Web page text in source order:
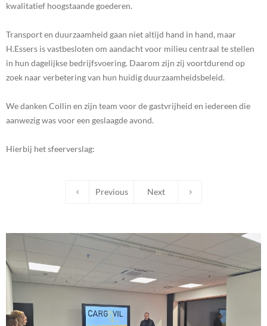
kwalitatief hoogstaande goederen.
Transport en duurzaamheid gaan niet altijd hand in hand, maar
H.Essers is vastbesloten om aandacht voor milieu centraal te stellen
in hun dagelijkse bedrijfsvoering. Daarom zijn zij voortdurend op
zoek naar verbetering van hun huidig duurzaamheidsbeleid.
We danken Collin en zijn team voor de gastvrijheid en iedereen die
aanwezig was voor een geslaagde avond.
Hierbij het sfeerverslag:
Previous Next